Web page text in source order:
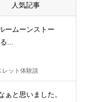
人気記事
ームーンストー
...
ット体験談
ぁと思いました。